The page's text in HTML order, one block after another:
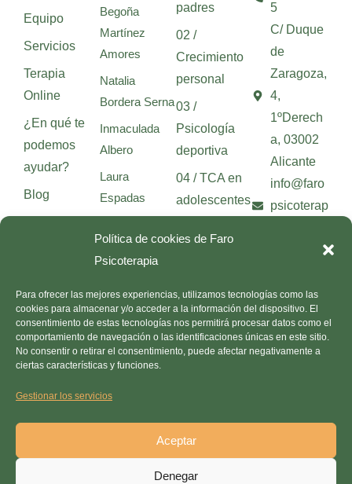
Política de cookies de Faro
Psicoterapia
Para ofrecer las mejores experiencias, utilizamos tecnologías como las
cookies para almacenar y/o acceder a la información del dispositivo. El
consentimiento de estas tecnologías nos permitirá procesar datos como el
comportamiento de navegación o las identificaciones únicas en este sitio.
No consentir o retirar el consentimiento, puede afectar negativamente a
ciertas características y funciones.
Gestionar los servicios
Aceptar
Denegar
Equipo
Servicios
Terapia
Online
¿En qué te
podemos
ayudar?
Blog
Begoña
Martínez
Amores
Natalia
Bordera Serna
Inmaculada
Albero
Laura
Espadas
Neus Galindo
García
Ainoa Andrés
Carmen
Atiénzar
Kasia
padres
02 /
Crecimiento
personal
03 /
Psicología
deportiva
04 / TCA en
adolescentes
artículos
5
C/ Duque
de
Zaragoza,
4,
1ºDerech
a, 03002
Alicante
info@faro
psicoterap